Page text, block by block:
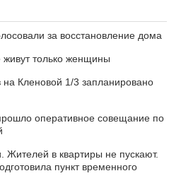
за восстановление дома
только женщины
Кленовой 1/3 запланировано
оперативное совещание по
в квартиры не пускают.
пункт временного